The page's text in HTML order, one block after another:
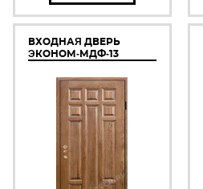
ВХОДНАЯ ДВЕРЬ
ЭКОНОМ-МДФ-13